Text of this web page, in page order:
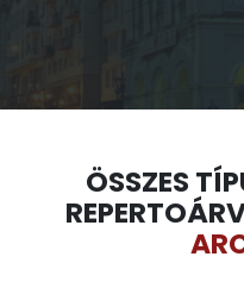
ÖSSZES
REPERTOÁR